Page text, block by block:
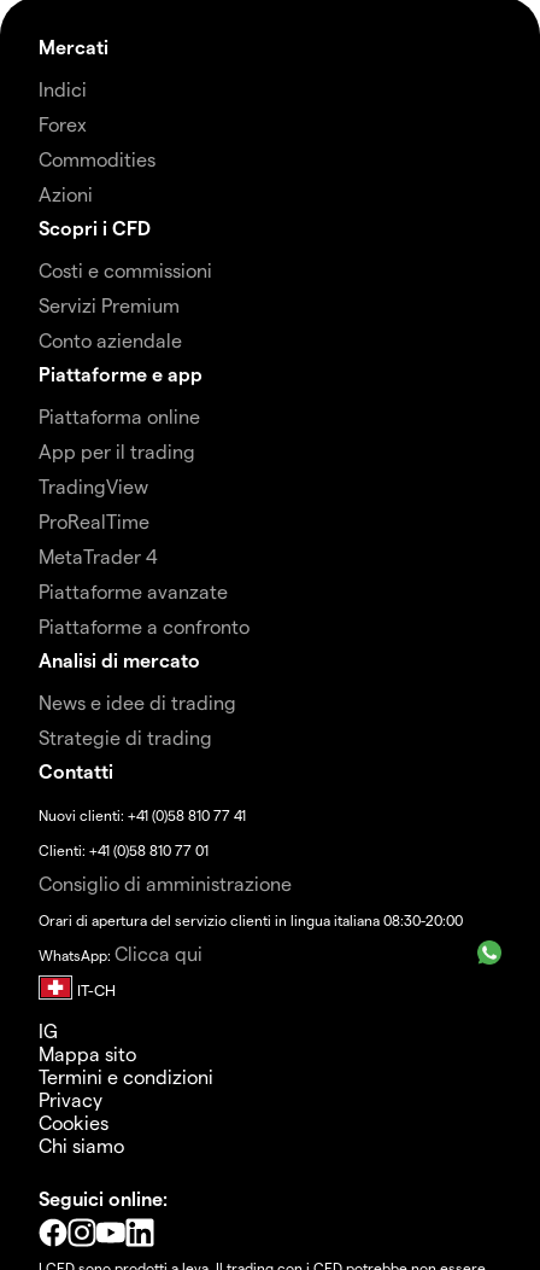
Mercati
Indici
Forex
Commodities
Azioni
Scopri i CFD
Costi e commissioni
Servizi Premium
Conto aziendale
Piattaforme e app
Piattaforma online
App per il trading
TradingView
ProRealTime
MetaTrader 4
Piattaforme avanzate
Piattaforme a confronto
Analisi di mercato
News e idee di trading
Strategie di trading
Contatti
Nuovi clienti: +41 (0)58 810 77 41
Clienti: +41 (0)58 810 77 01
Consiglio di amministrazione
Orari di apertura del servizio clienti in lingua italiana 08:30-20:00
WhatsApp: Clicca qui
IG
Mappa sito
Termini e condizioni
Privacy
Cookies
Chi siamo
Seguici online: